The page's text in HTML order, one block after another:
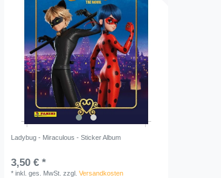
Ladybug - Miraculous - Sticker Album
3,50 € *
*inkl. ges. MwSt. zzgl.Versandkosten